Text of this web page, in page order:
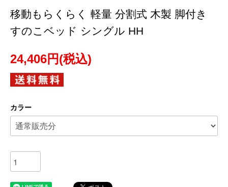
移動もらくらく 軽量 分割式 木製 脚付き
すのこベッド シングル HH
24,406円(税込)
カラー